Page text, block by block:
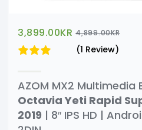
3,899.00KR 4,899.00KR
(1 Review)
AZOM MX2 Multimedia
Octavia Yeti Rapid
2019 | 8″ IPS HD |